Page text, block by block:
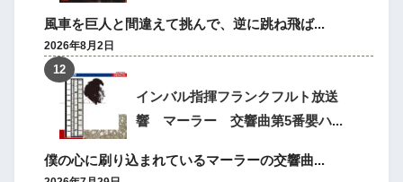
風車を巨人と間違えて挑んで、逆に跳ね飛ば...
2026年8月2日
インバル指揮フランクフルト放送
響 マーラー 交響曲第5番嬰ハ...
僕の心に刷り込まれているマーラーの交響曲...